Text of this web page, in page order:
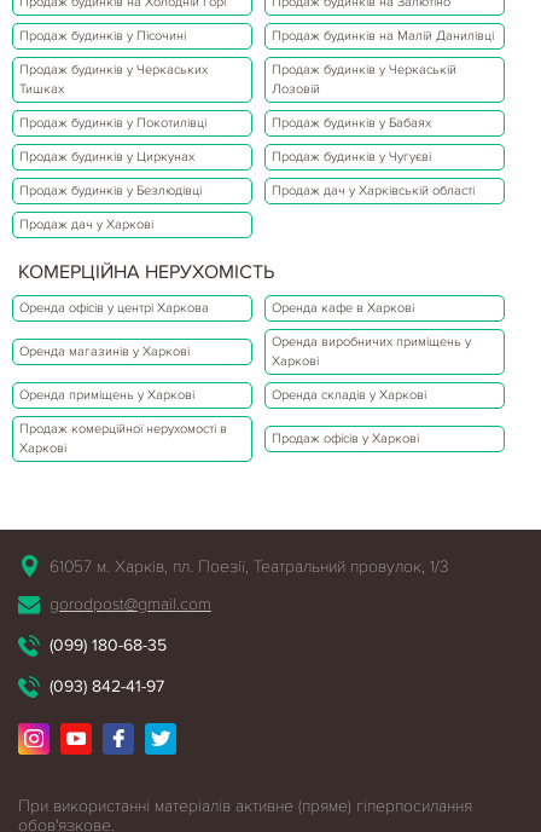
Продаж будинків у Пісочині Продаж будинків на Малій Данилівці
Продаж будинків у Черкаських
Тишках
Продаж будинків у Черкаській
Лозовій
Продаж будинків у Покотилівці Продаж будинків у Бабаях
Продаж будинків у Циркунах Продаж будинків у Чугуєві
Продаж будинків у Безлюдівці Продаж дач у Харківській області
Продаж дач у Харкові
КОМЕРЦІЙНА НЕРУХОМІСТЬ
Оренда офісів у центрі Харкова Оренда кафе в Харкові
Оренда магазинів у Харкові
Оренда виробничих приміщень у
Харкові
Оренда приміщень у Харкові Оренда складів у Харкові
Продаж комерційної нерухомості в
Харкові
Продаж офісів у Харкові
61057 м. Харків, пл. Поезії, Театральний провулок, 1/3
gorodpost@gmail.com
(099) 180-68-35
(093) 842-41-97
При використанні матеріалів активне (пряме) гіперпосилання
обов'язкове.